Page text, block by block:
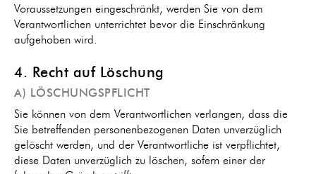
Voraussetzungen eingeschränkt, werden Sie von dem
Verantwortlichen unterrichtet bevor die Einschränkung
aufgehoben wird.
4. Recht auf Löschung
A) LÖSCHUNGSPFLICHT
Sie können von dem Verantwortlichen verlangen, dass die
Sie betreffenden personenbezogenen Daten unverzüglich
gelöscht werden, und der Verantwortliche ist verpflichtet,
diese Daten unverzüglich zu löschen, sofern einer der